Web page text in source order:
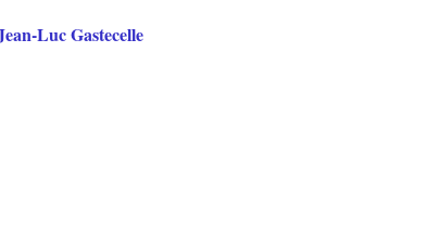
Luc Gastecelle